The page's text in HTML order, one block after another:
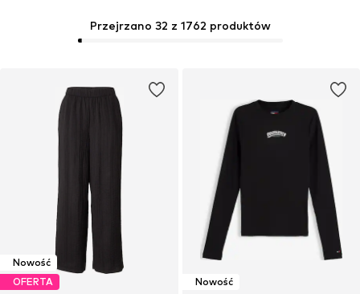
Przejrzano 32 z 1762 produktów
Nowość
OFERTA
Nowość